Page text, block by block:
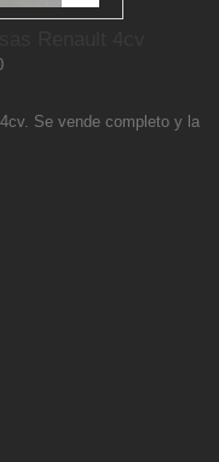
Se vende completo y la